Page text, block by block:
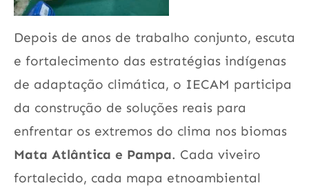
Depois de anos de trabalho conjunto, escuta
e fortalecimento das estratégias indígenas
de adaptação climática, o IECAM participa
da construção de soluções reais para
enfrentar os extremos do clima nos biomas
Mata Atlântica e Pampa. Cada viveiro
fortalecido, cada mapa etnoambiental